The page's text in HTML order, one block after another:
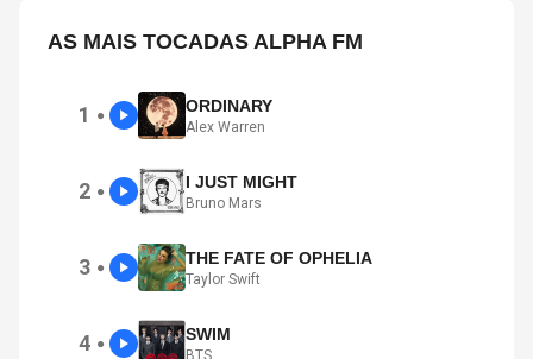
AS MAIS TOCADAS ALPHA FM
1 ● ORDINARY
Alex Warren
2 ● I JUST MIGHT
Bruno Mars
3 ● THE FATE OF OPHELIA
Taylor Swift
4 ● SWIM
BTS